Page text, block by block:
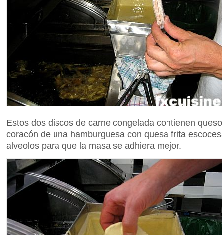
Estos dos discos de carne congelada contienen
coracón de una hamburguesa con quesa frita
alveolos para que la masa se adhiera mejor.